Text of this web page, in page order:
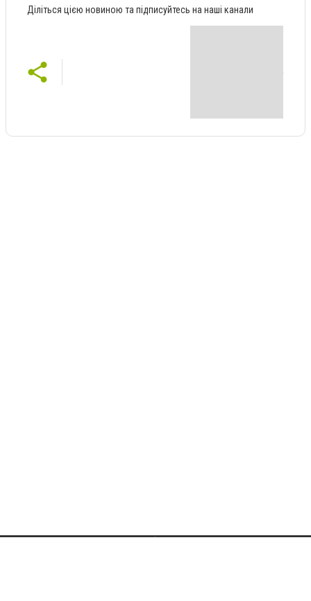
Діліться цією новиною та підписуйтесь на наші канали